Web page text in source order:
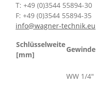
T: +49 (0)3544 55894-30
F: +49 (0)3544 55894-35
info@wagner-technik.eu
Schlüsselweite
[mm]
Gewinde
WW 1/4"